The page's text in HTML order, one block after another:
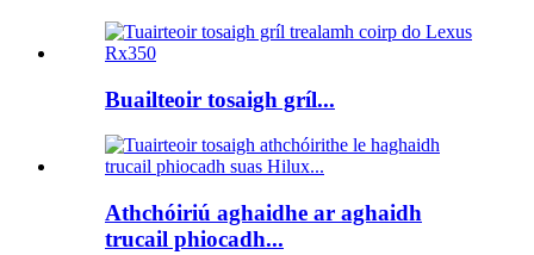
Buailteoir tosaigh gríl...
Athchóiriú aghaidhe ar aghaidh
trucail phiocadh...